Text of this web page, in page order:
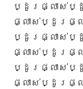
ប្ដូរផ្លាស់ប្
ផ្លាស់ប្ដូរផ្
ប្ដូរផ្លាស់ប្
ផ្លាស់ប្ដូរផ្
ប្ដូរផ្លាស់ប្
ផ្លាស់ប្ដូរផ្